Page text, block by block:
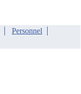
Personnel